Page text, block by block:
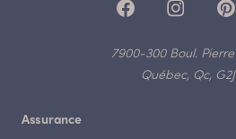
7900-300 Boul.
Québec, Qc,
Assurance